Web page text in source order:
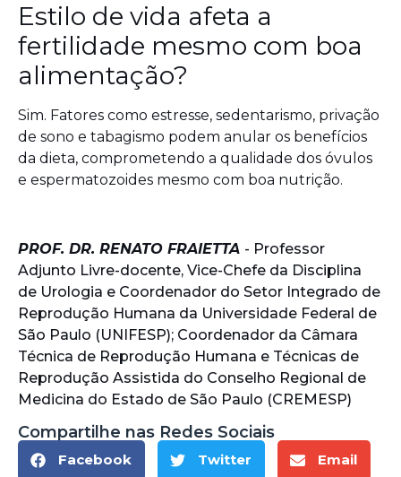
Estilo de vida afeta a
fertilidade mesmo com boa
alimentação?
Sim. Fatores como estresse, sedentarismo, privação
de sono e tabagismo podem anular os benefícios
da dieta, comprometendo a qualidade dos óvulos
e espermatozoides mesmo com boa nutrição.
PROF. DR. RENATO FRAIETTA - Professor
Adjunto Livre-docente, Vice-Chefe da Disciplina
de Urologia e Coordenador do Setor Integrado de
Reprodução Humana da Universidade Federal de
São Paulo (UNIFESP); Coordenador da Câmara
Técnica de Reprodução Humana e Técnicas de
Reprodução Assistida do Conselho Regional de
Medicina do Estado de São Paulo (CREMESP)
Compartilhe nas Redes Sociais
Facebook Twitter Email